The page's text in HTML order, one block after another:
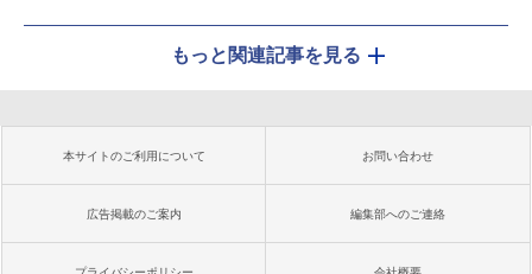
もっと関連記事を見る
本サイトのご利用について お問い合わせ
広告掲載のご案内 編集部へのご連絡